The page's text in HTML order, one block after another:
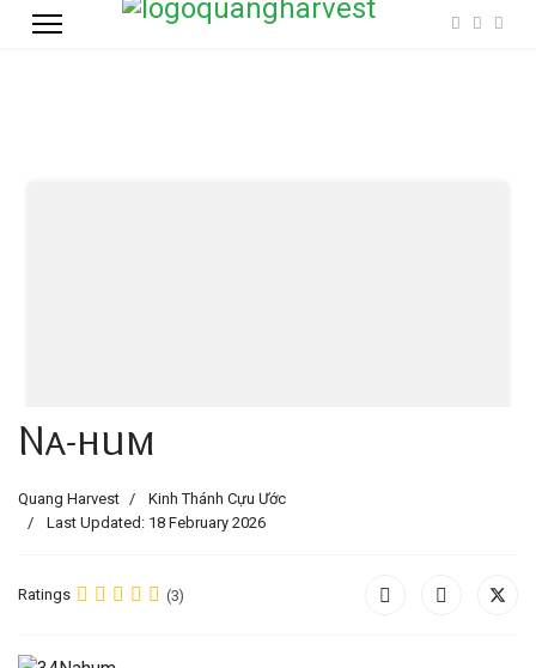
Na-hum
Quang Harvest
Kinh Thánh Cựu Ước
Last Updated: 18 February 2026
Ratings (3)